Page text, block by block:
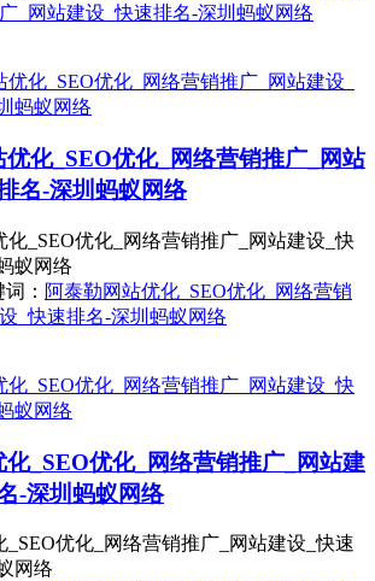
广_网站建设_快速排名-深圳蚂蚁网络
优化_SEO优化_网络营销推广_网站
名-深圳蚂蚁网络
化_SEO优化_网络营销推广_网站建设_快
蚁网络
： 阿泰勒网站优化_SEO优化_网络营销
_快速排名-深圳蚂蚁网络
_SEO优化_网络营销推广_网站建
-深圳蚂蚁网络
_SEO优化_网络营销推广_网站建设_快速
网络